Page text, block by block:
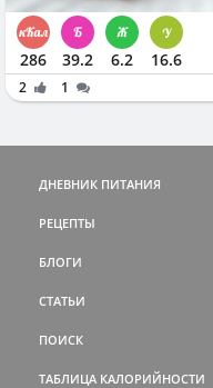
286 39.2 6.2 16.6
2 1
ДНЕВНИК ПИТАНИЯ
РЕЦЕПТЫ
БЛОГИ
СТАТЬИ
ПОИСК
ТАБЛИЦА КАЛОРИЙНОСТИ